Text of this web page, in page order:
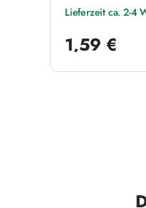
Lieferzeit ca. 2-4
1,59 €